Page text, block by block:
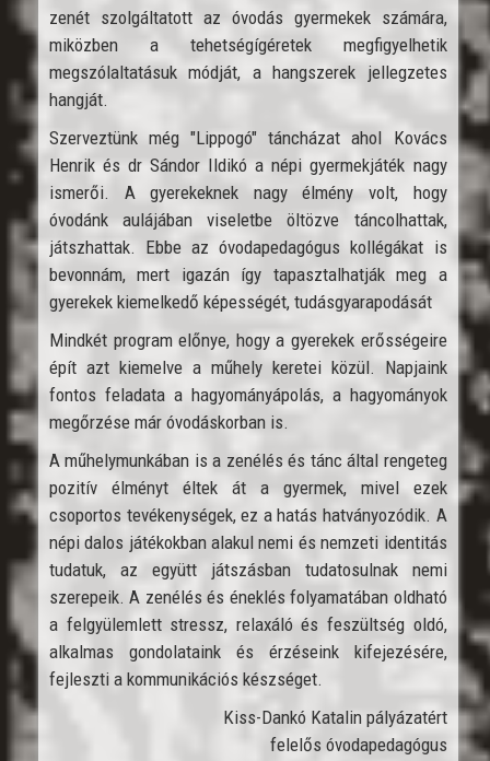
zenét szolgáltatott az óvodás gyermekek számára,
miközben a tehetségígéretek megfigyelhetik
megszólaltatásuk módját, a hangszerek jellegzetes
hangját.
Szerveztünk még "Lippogó" táncházat ahol Kovács
Henrik és dr Sándor Ildikó a népi gyermekjáték nagy
ismerői. A gyerekeknek nagy élmény volt, hogy
óvodánk aulájában viseletbe öltözve táncolhattak,
játszhattak. Ebbe az óvodapedagógus kollégákat is
bevonnám, mert igazán így tapasztalhatják meg a
gyerekek kiemelkedő képességét, tudásgyarapodását
Mindkét program előnye, hogy a gyerekek erősségeire
épít azt kiemelve a műhely keretei közül. Napjaink
fontos feladata a hagyományápolás, a hagyományok
megőrzése már óvodáskorban is.
A műhelymunkában is a zenélés és tánc által rengeteg
pozitív élményt éltek át a gyermek, mivel ezek
csoportos tevékenységek, ez a hatás hatványozódik. A
népi dalos játékokban alakul nemi és nemzeti identitás
tudatuk, az együtt játszásban tudatosulnak nemi
szerepeik. A zenélés és éneklés folyamatában oldható
a felgyülemlett stressz, relaxáló és feszültség oldó,
alkalmas gondolataink és érzéseink kifejezésére,
fejleszti a kommunikációs készséget.
Kiss-Dankó Katalin pályázatért
felelős óvodapedagógus